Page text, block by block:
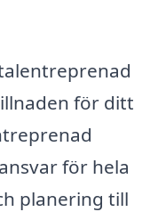
för ditt
för hela
planering till